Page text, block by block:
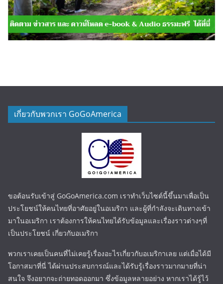
เกี่ยวกับพวกเรา GoGoAmerica
ขอต้อนรับเข้าสู่ GoGoAmerica.com เราทำเว็บไซต์นี้ขึ้นมาเพื่อเป็น
ประโยชน์ให้คนไทยที่อาศัยอยู่ในอเมริกา และผู้ที่กำลังจะเดินทางเข้า
มาในอเมริกา เราต้องการให้คนไทยได้รับข้อมูลและเรื่องราวต่างๆที่
เป็นประโยชน์ เกี่ยวกับอเมริกา
พวกเราเคยเป็นคนที่ไม่เคยรู้เรื่องอะไรเกี่ยวกับอเมริกาเลย แต่เมื่อได้มี
โอกาสมาที่นี่ ได้ผ่านประสบการณ์และได้รับรู้เรื่องราวมากมายที่น่า
สนใจ จึงอยากจะถ่ายทอดออกมา ซึ่งข้อมูลหลายอย่าง หากเราได้รู้ไว้